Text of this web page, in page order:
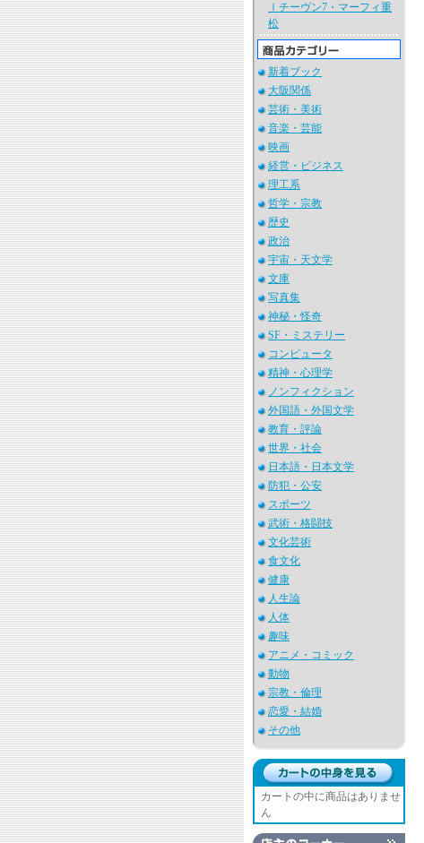
ｌチーヴン7・マーフィ重
松
新着ブック
大阪関係
芸術・美術
音楽・芸能
映画
経営・ビジネス
理工系
哲学・宗教
歴史
政治
宇宙・天文学
文庫
写真集
神秘・怪奇
SF・ミステリー
コンピュータ
精神・心理学
ノンフィクション
外国語・外国文学
教育・評論
世界・社会
日本語・日本文学
防犯・公安
スポーツ
武術・格闘技
文化芸術
食文化
健康
人生論
人体
趣味
アニメ・コミック
動物
宗教・倫理
恋愛・結婚
その他
カートの中に商品はありませ
ん